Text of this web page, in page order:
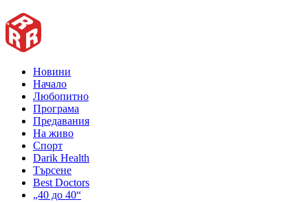
Новини
Начало
Любопитно
Програма
Предавания
На живо
Спорт
Darik Health
Търсене
Best Doctors
„40 до 40“